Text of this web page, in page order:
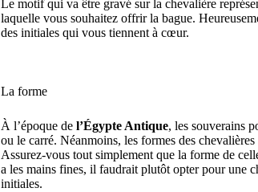
Le motif qui va être gravé sur la chevalière
laquelle vous souhaitez offrir la bague.
des initiales qui vous tiennent à cœur.
La forme
À l’époque del’Égypte Antique, les souverains
ou le carré. Néanmoins, les formes des
Assurez-vous tout simplement que la forme de
a les mains fines, il faudrait plutôt opter pour une
initiales.